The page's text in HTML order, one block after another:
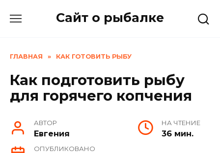
Сайт о рыбалке
ГЛАВНАЯ » КАК ГОТОВИТЬ РЫБУ
Как подготовить рыбу
для горячего копчения
АВТОР
Евгения
НА ЧТЕНИЕ
36 мин.
ОПУБЛИКОВАНО